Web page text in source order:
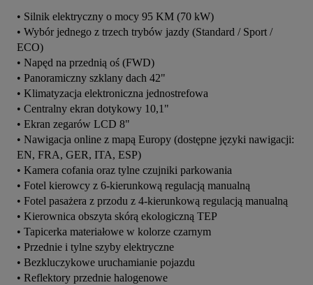
• Silnik elektryczny o mocy 95 KM (70 kW)
• Wybór jednego z trzech trybów jazdy (Standard / Sport /
ECO)
• Napęd na przednią oś (FWD)
• Panoramiczny szklany dach 42"
• Klimatyzacja elektroniczna jednostrefowa
• Centralny ekran dotykowy 10,1"
• Ekran zegarów LCD 8"
• Nawigacja online z mapą Europy (dostępne języki nawigacji:
EN, FRA, GER, ITA, ESP)
• Kamera cofania oraz tylne czujniki parkowania
• Fotel kierowcy z 6-kierunkową regulacją manualną
• Fotel pasażera z przodu z 4-kierunkową regulacją manualną
• Kierownica obszyta skórą ekologiczną TEP
• Tapicerka materiałowe w kolorze czarnym
• Przednie i tylne szyby elektryczne
• Bezkluczykowe uruchamianie pojazdu
• Reflektory przednie halogenowe